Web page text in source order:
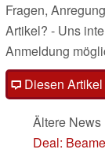
Fragen,
Artikel? - Uns
Anmeldung
Diesen
Ältere News
Deal: